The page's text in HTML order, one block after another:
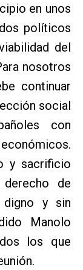
en unos
políticos
del
nosotros
continuar
social
con
y sacrificio
de
digno y sin
Manolo
los que